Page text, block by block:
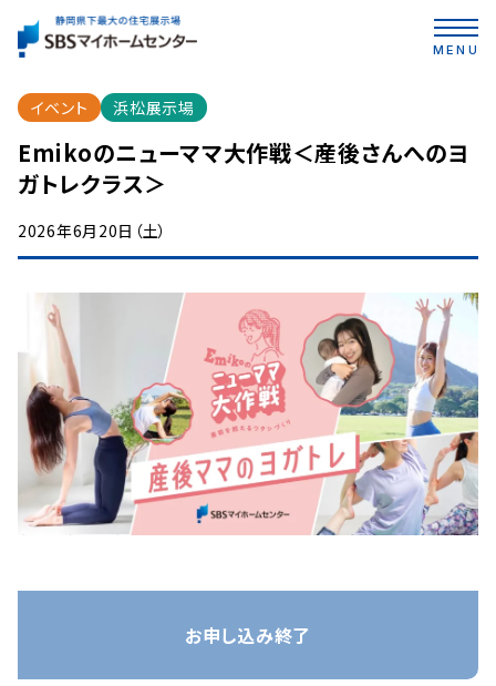
MENU
イベント 浜松展示場
Emikoのニューママ大作戦＜産後さんへのヨ
ガトレクラス＞
2026年6月20日（土）
お申し込み終了